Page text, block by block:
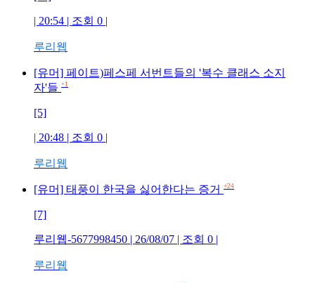
| 20:54 | 조회 0 |
루리웹
[유머] 페이트)페스페 서번트들의 '복수 클래스 소지
자'들 +1
[5]
| 20:48 | 조회 0 |
루리웹
[유머] 태풍이 한국을 싫어한다는 증거 +24
[7]
루리웹-5677998450 | 26/08/07 | 조회 0 |
루리웹